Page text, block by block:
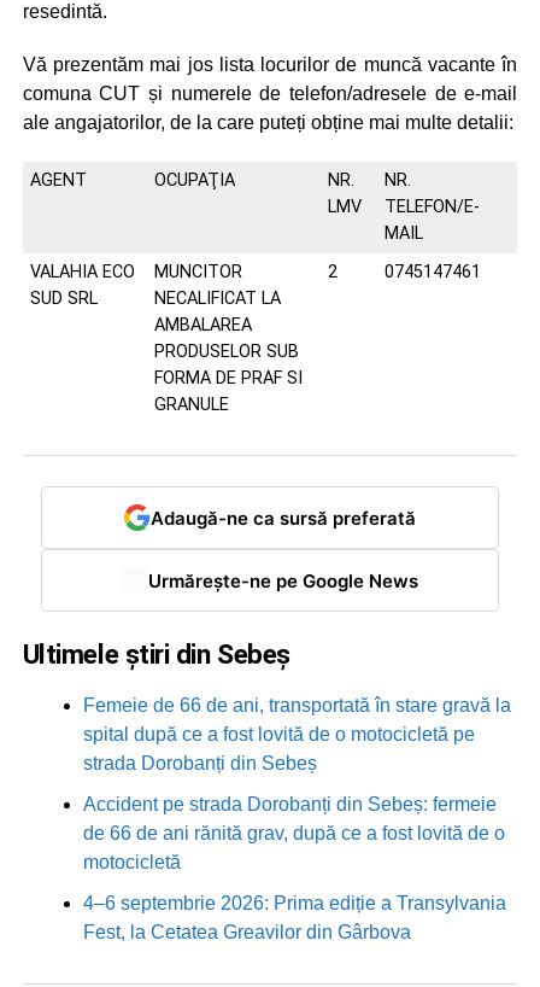
resedintă.
Vă prezentăm mai jos lista locurilor de muncă vacante în
comuna CUT și numerele de telefon/adresele de e-mail
ale angajatorilor, de la care puteți obține mai multe detalii:
AGENT OCUPAŢIA
NR.
LMV
NR.
TELEFON/E-
MAIL
VALAHIA ECO
SUD SRL
MUNCITOR
NECALIFICAT LA
AMBALAREA
PRODUSELOR SUB
FORMA DE PRAF SI
GRANULE
2 0745147461
Adaugă-ne ca sursă preferată
Urmărește-ne pe Google News
Ultimele știri din Sebeș
Femeie de 66 de ani, transportată în stare gravă la
spital după ce a fost lovită de o motocicletă pe
strada Dorobanți din Sebeș
Accident pe strada Dorobanți din Sebeș: fermeie
de 66 de ani rănită grav, după ce a fost lovită de o
motocicletă
4–6 septembrie 2026: Prima ediție a Transylvania
Fest, la Cetatea Greavilor din Gârbova